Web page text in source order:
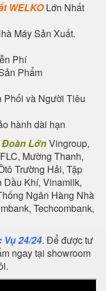
WELKOLớn Nhất
Máy Sản Xuất.
Phí
Phẩm
Phối và Người Tiêu
hành dài hạn
Đoàn LớnVingroup,
Mường Thanh,
Trường Hải, Tập
Khí, Vinamilk,
Ngân Hàng Nhà
Techcombank,
24/24. Để được tư
ngay tại showroom